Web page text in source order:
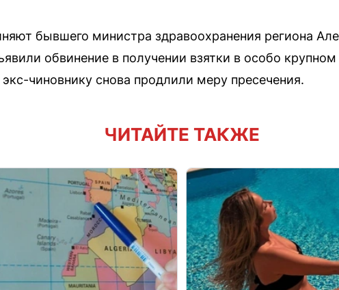
бывшего министра здравоохранения региона
обвинение в получении взятки в особо
чиновнику снова продлили меру пресечения.
ЧИТАЙТЕ ТАКЖЕ